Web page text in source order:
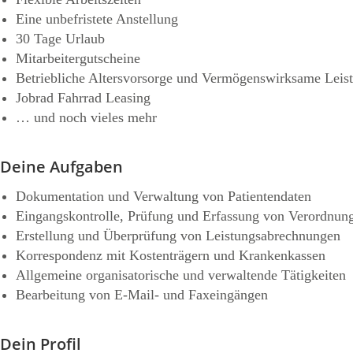
Eine unbefristete Anstellung
30 Tage Urlaub
Mitarbeitergutscheine
Betriebliche Altersvorsorge und Vermögenswirksame
Jobrad Fahrrad Leasing
… und noch vieles mehr
Deine Aufgaben
Dokumentation und Verwaltung von Patientendaten
Eingangskontrolle, Prüfung und Erfassung von
Erstellung und Überprüfung von Leistungsabrechnungen
Korrespondenz mit Kostenträgern und Krankenkassen
Allgemeine organisatorische und verwaltende Tätigkeiten
Bearbeitung von E-Mail- und Faxeingängen
Dein Profil